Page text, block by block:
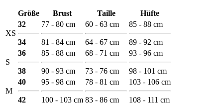
Größe Brust Taille Hüfte
XS
32
34
77 - 80 cm
81 - 84 cm
60 - 63 cm
64 - 67 cm
85 - 88 cm
89 - 92 cm
S
36
38
85 - 88 cm
90 - 93 cm
68 - 71 cm
73 - 76 cm
93 - 96 cm
98 - 101 cm
M
40
42
95 - 98 cm
100 - 103 cm
78 - 81 cm
83 - 86 cm
103 - 106 cm
108 - 111 cm